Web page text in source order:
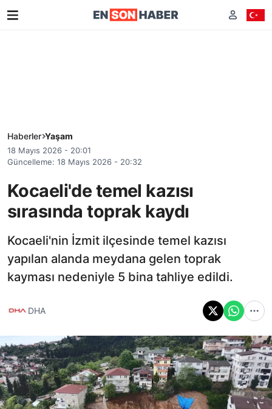
Haberler Yaşam
18 Mayıs 2026 - 20:01
Güncelleme: 18 Mayıs 2026 - 20:32
Kocaeli'de temel kazısı
sırasında toprak kaydı
Kocaeli'nin İzmit ilçesinde temel kazısı
yapılan alanda meydana gelen toprak
kayması nedeniyle 5 bina tahliye edildi.
DHA